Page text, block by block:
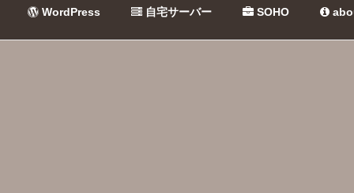
WordPress 自宅サーバー SOHO